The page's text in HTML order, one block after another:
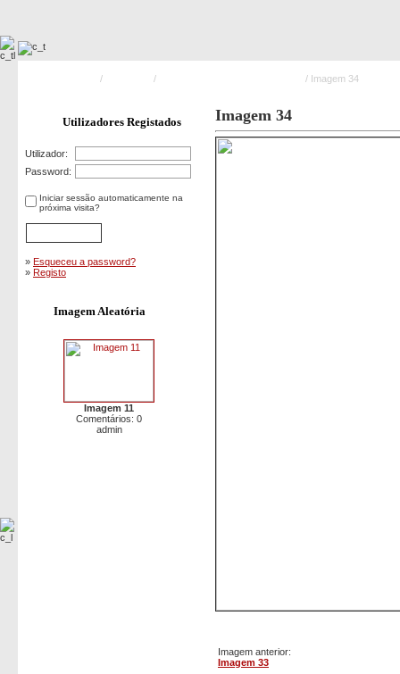
/ / / Imagem 34
Utilizadores Registados
Utilizador:
Password:
Iniciar sessão automaticamente na
próxima visita?
» Esqueceu a password?
» Registo
Imagem Aleatória
Imagem 11
Comentários: 0
admin
Imagem 34
Imagem anterior:
Imagem 33